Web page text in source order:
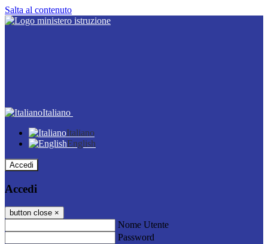
Salta al contenuto
Italiano
Italiano
English
Accedi
Accedi
button close ×
Nome Utente
Password